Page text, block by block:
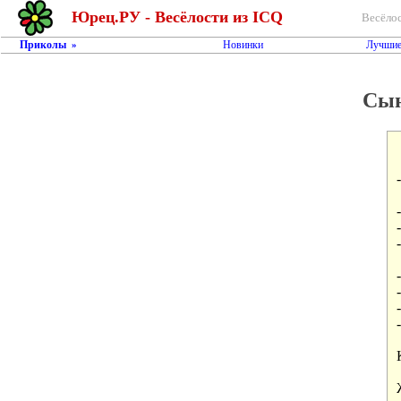
Юрец.РУ - Весёлости из ICQ
Приколы » Новинки
- Сын родился! Три двести! Отдам за две пятьсот!
 
- Ты видел сон про обезьянок и